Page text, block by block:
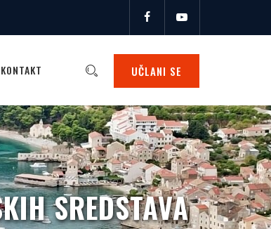
UČLANI SE
KONTAKT
SREDSTAVA